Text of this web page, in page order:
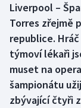
Boby a
Box
Curling
Dostihy
AZ kvíz
Liverpool –
Torres zřejmě
republice.
týmoví lékaři
muset na
šampionátu
zbývající čtyři